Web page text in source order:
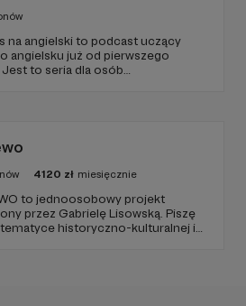
na angielski to podcast uczący
angielsku już od pierwszego
to seria dla osób
co czwartek.
4120 zł miesięcznie
to jednoosobowy projekt
przez Gabrielę Lisowską. Piszę
historyczno-kulturalnej i